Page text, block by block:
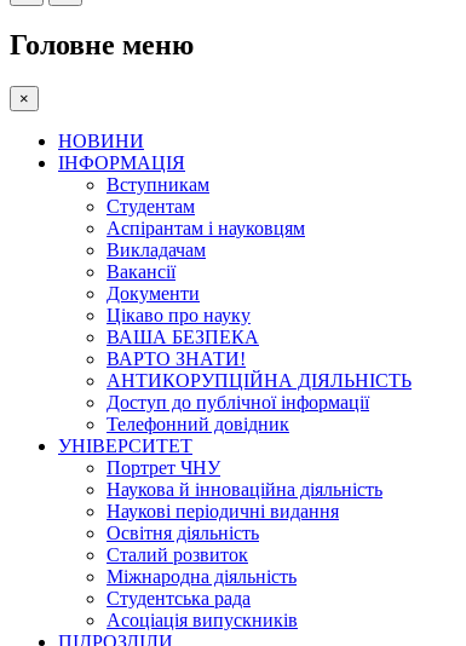
Головне меню
×
НОВИНИ
ІНФОРМАЦІЯ
Вступникам
Студентам
Аспірантам і науковцям
Викладачам
Вакансії
Документи
Цікаво про науку
ВАША БЕЗПЕКА
ВАРТО ЗНАТИ!
АНТИКОРУПЦІЙНА ДІЯЛЬНІСТЬ
Доступ до публічної інформації
Телефонний довідник
УНІВЕРСИТЕТ
Портрет ЧНУ
Наукова й інноваційна діяльність
Наукові періодичні видання
Освітня діяльність
Сталий розвиток
Міжнародна діяльність
Студентська рада
Асоціація випускників